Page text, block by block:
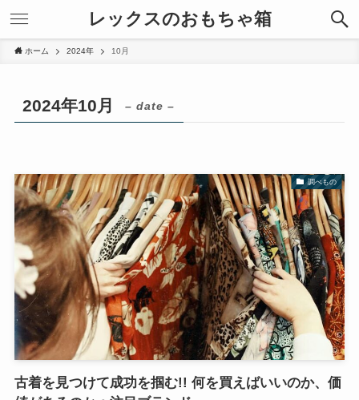
レックスのおもちゃ箱
ホーム 2024年 10月
2024年10月 – date –
調べもの
古着を見つけて成功を掴む!! 何を買えばいいのか、価